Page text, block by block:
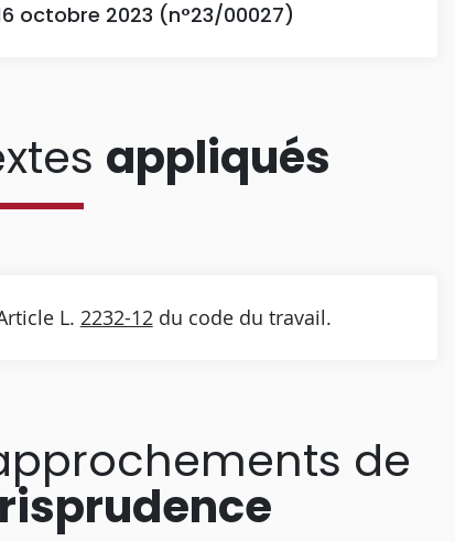
octobre 2023 (n°23/00027)
appliqués
L. 2232-12du code du travail.
de